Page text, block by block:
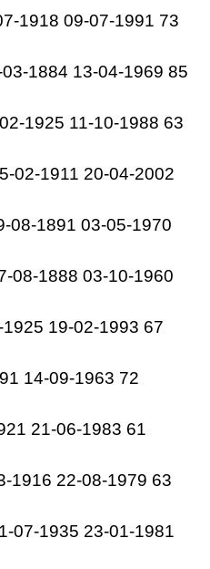
1918 09-07-1991 73
1884 13-04-1969 85
1925 11-10-1988 63
02-1911 20-04-2002
08-1891 03-05-1970
08-1888 03-10-1960
19-02-1993 67
14-09-1963 72
21-06-1983 61
1916 22-08-1979 63
07-1935 23-01-1981